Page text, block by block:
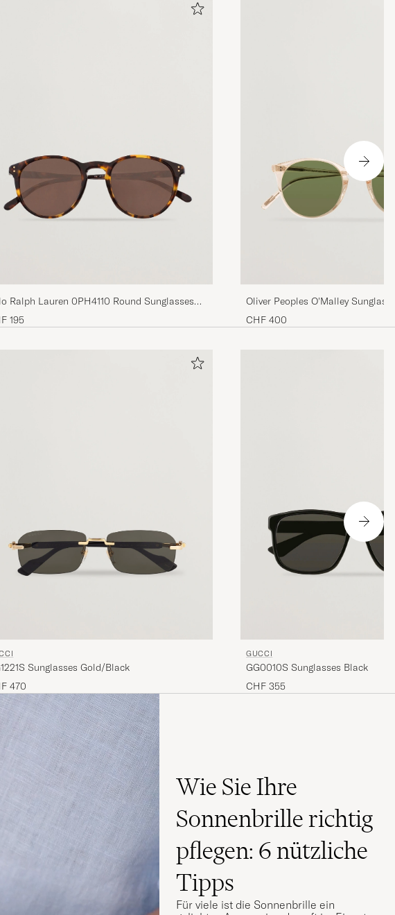
Ralph Lauren 0PH4110 Round Sunglasses
195
Oliver Peoples O'Malley
CHF 400
Sunglasses Gold/Black
470
GUCCI
GG0010S Sunglasses Black
CHF 355
Wie Sie Ihre
Sonnenbrille richtig
pflegen: 6 nützliche
Tipps
Für viele ist die Sonnenbrille ein